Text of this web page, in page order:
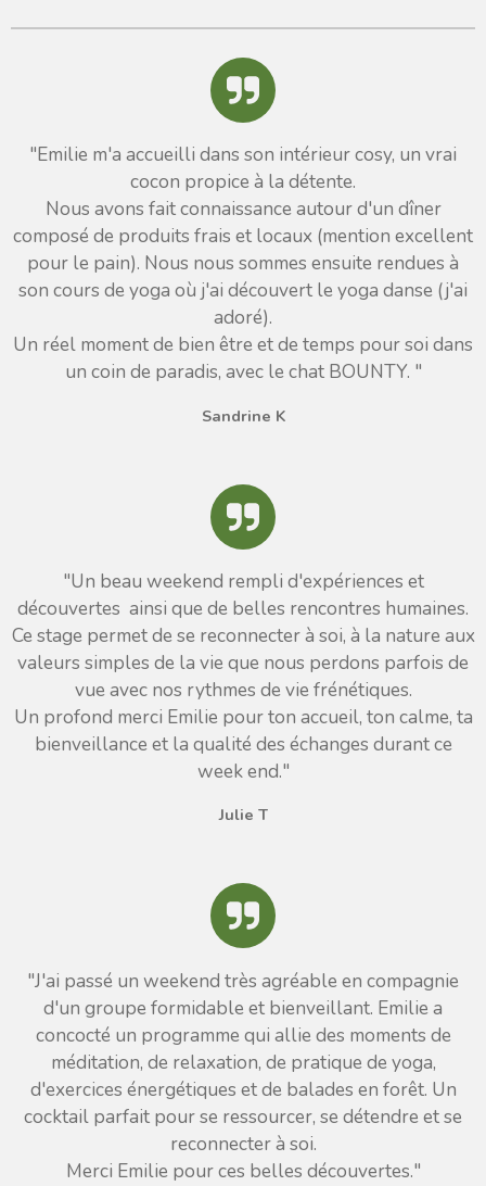
"Emilie m'a accueilli dans son intérieur cosy, un vrai
cocon propice à la détente.
Nous avons fait connaissance autour d'un dîner
composé de produits frais et locaux (mention excellent
pour le pain). Nous nous sommes ensuite rendues à
son cours de yoga où j'ai découvert le yoga danse (j'ai
adoré).
Un réel moment de bien être et de temps pour soi dans
un coin de paradis, avec le chat BOUNTY. "
Sandrine K
"Un beau weekend rempli d'expériences et
découvertes ainsi que de belles rencontres humaines.
Ce stage permet de se reconnecter à soi, à la nature aux
valeurs simples de la vie que nous perdons parfois de
vue avec nos rythmes de vie frénétiques.
Un profond merci Emilie pour ton accueil, ton calme, ta
bienveillance et la qualité des échanges durant ce
week end."
Julie T
"J'ai passé un weekend très agréable en compagnie
d'un groupe formidable et bienveillant. Emilie a
concocté un programme qui allie des moments de
méditation, de relaxation, de pratique de yoga,
d'exercices énergétiques et de balades en forêt. Un
cocktail parfait pour se ressourcer, se détendre et se
reconnecter à soi.
Merci Emilie pour ces belles découvertes."